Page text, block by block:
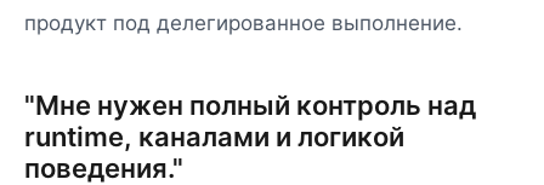
продукт под делегированное выполнение.
"Мне нужен полный контроль над
runtime, каналами и логикой
поведения."